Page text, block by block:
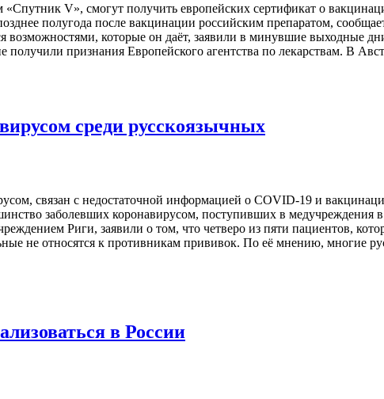
V», смогут получить европейских сертификат о
полугода после вакцинации российским препаратом,
возможностями, которые он даёт, заявили в минувшие выходные
признания Европейского агентства по лекарствам. В
среди русскоязычных
связан с недостаточной информацией о COVID-19 и
заболевших коронавирусом, поступивших в медучреждения
Риги, заявили о том, что четверо из пяти пациентов,
не относятся к противникам прививок. По её мнению, многие
в России